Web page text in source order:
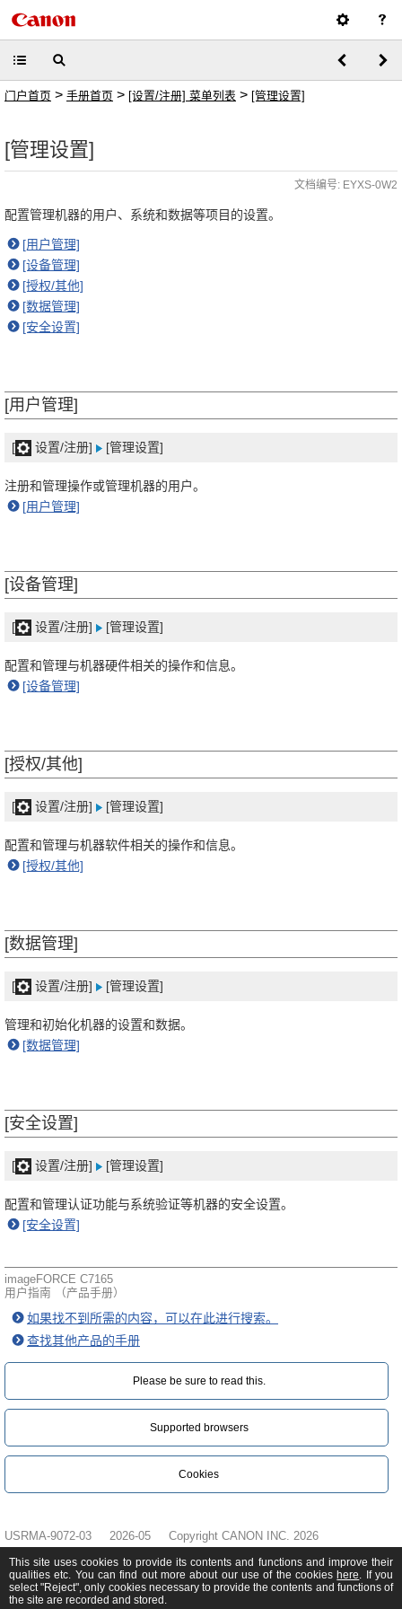
门户首页 > 手册首页 > [设置/注册] 菜单列表 > [管理设置]
[管理设置]
文档编号: EYXS-0W2
配置管理机器的用户、系统和数据等项目的设置。
[用户管理]
[设备管理]
[授权/其他]
[数据管理]
[安全设置]
[用户管理]
[ 设置/注册] [管理设置]
注册和管理操作或管理机器的用户。
[用户管理]
[设备管理]
[ 设置/注册] [管理设置]
配置和管理与机器硬件相关的操作和信息。
[设备管理]
[授权/其他]
[ 设置/注册] [管理设置]
配置和管理与机器软件相关的操作和信息。
[授权/其他]
[数据管理]
[ 设置/注册] [管理设置]
管理和初始化机器的设置和数据。
[数据管理]
[安全设置]
[ 设置/注册] [管理设置]
配置和管理认证功能与系统验证等机器的安全设置。
[安全设置]
imageFORCE C7165
用户指南 （产品手册）
如果找不到所需的内容，可以在此进行搜索。
查找其他产品的手册
Please be sure to read this.‎
Supported browsers
Cookies
USRMA-9072-03 2026-05 Copyright CANON INC. 2026
This site uses cookies to provide its contents and functions and improve their
qualities etc. You can find out more about our use of the cookies here. If you
select "Reject", only cookies necessary to provide the contents and functions of
the site are recorded and stored.